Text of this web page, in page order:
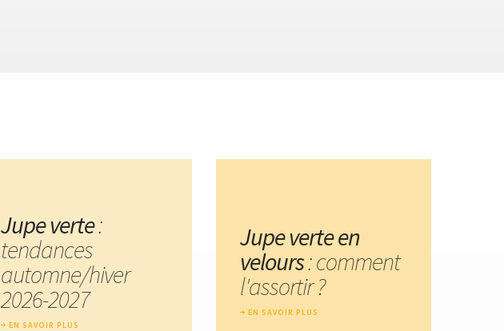
Jupe verte:
tendances
automne/hiver
2026-2027
EN SAVOIR PLUS
Jupe verte en
velours: comment
l'assortir ?
EN SAVOIR PLUS